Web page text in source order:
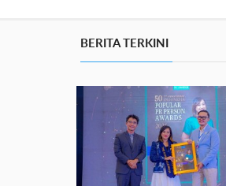
BERITA TERKINI